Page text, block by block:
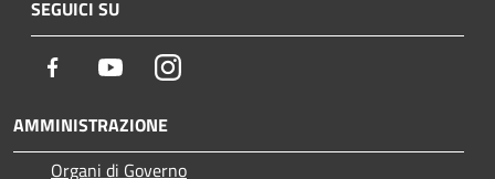
SEGUICI SU
Facebook YoutubeInstagram
AMMINISTRAZIONE
Organi di Governo